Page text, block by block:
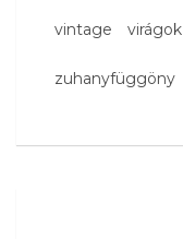
vintage virágok
zuhanyfüggöny